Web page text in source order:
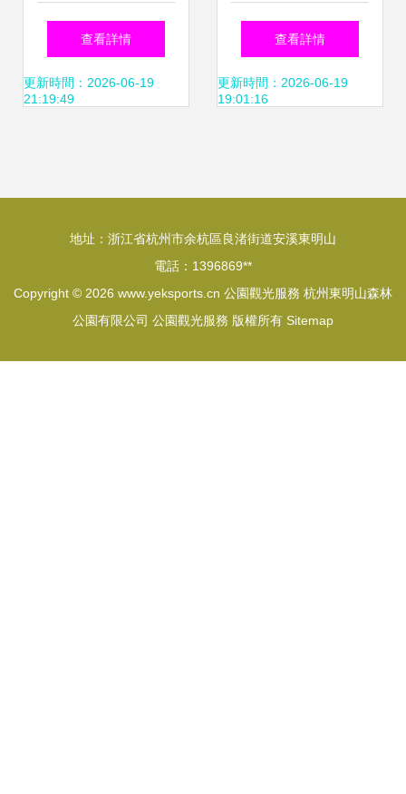
春日公園觀光體驗
指南
查看詳情
更新時間：2026-06-19
21:19:49
園”的歷史淵源
查看詳情
更新時間：2026-06-19
19:01:16
地址：浙江省杭州市余杭區良渚街道安溪東明山
電話：1396869**
Copyright © 2026 www.yeksports.cn 公園觀光服務 杭州東明山森林
公園有限公司 公園觀光服務 版權所有 Sitemap